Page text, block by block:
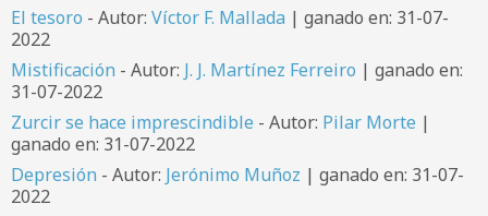
El tesoro - Autor: Víctor F. Mallada | ganado en: 31-07-
2022
Mistificación - Autor: J. J. Martínez Ferreiro | ganado en:
31-07-2022
Zurcir se hace imprescindible - Autor: Pilar Morte |
ganado en: 31-07-2022
Depresión - Autor: Jerónimo Muñoz | ganado en: 31-07-
2022